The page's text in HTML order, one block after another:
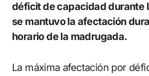
déficit de capacidad durante
se mantuvo la afectación
horario de la madrugada.
La máxima afectación por